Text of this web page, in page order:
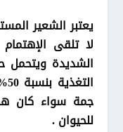
يعتبر الشعير
لا تلقى
الشديدة ويتحمل
جمة سواء كان
للحيوان .